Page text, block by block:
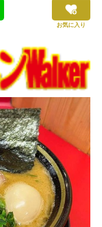
お気に入り